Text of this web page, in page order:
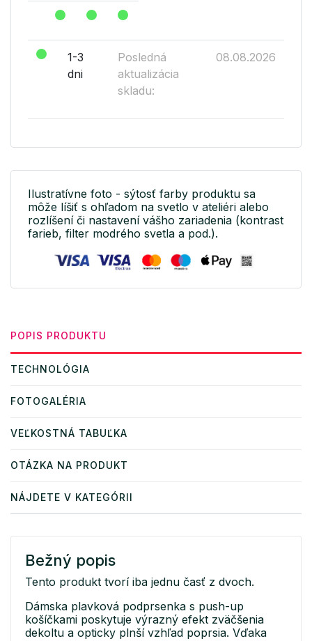
1-3
dni
Posledná
aktualizácia
skladu:
08.08.2026
Ilustratívne foto - sýtosť farby produktu sa
môže líšiť s ohľadom na svetlo v ateliéri alebo
rozlíšení či nastavení vášho zariadenia (kontrast
farieb, filter modrého svetla a pod.).
POPIS PRODUKTU
TECHNOLÓGIA
FOTOGALÉRIA
VEĽKOSTNÁ TABUĽKA
OTÁZKA NA PRODUKT
NÁJDETE V KATEGÓRII
Bežný popis
Tento produkt tvorí iba jednu časť z dvoch.
Dámska plavková podprsenka s push-up
košíčkami poskytuje výrazný efekt zväčšenia
dekoltu a opticky plnší vzhľad poprsia. Vďaka